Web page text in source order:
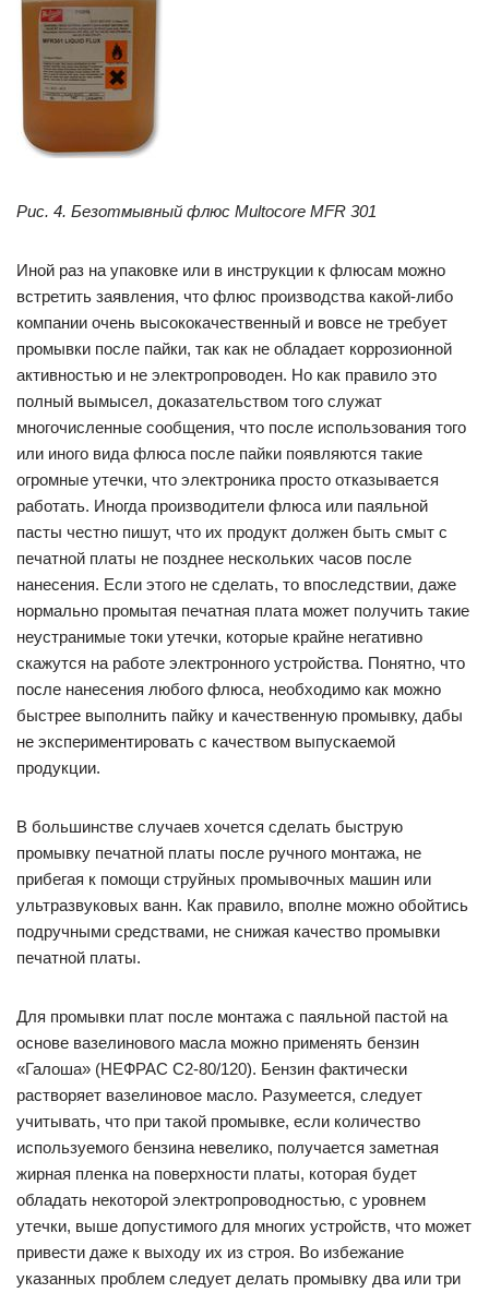
Рис. 4. Безотмывный флюс Multocore MFR 301
Иной раз на упаковке или в инструкции к флюсам можно
встретить заявления, что флюс производства какой-либо
компании очень высококачественный и вовсе не требует
промывки после пайки, так как не обладает коррозионной
активностью и не электропроводен. Но как правило это
полный вымысел, доказательством того служат
многочисленные сообщения, что после использования того
или иного вида флюса после пайки появляются такие
огромные утечки, что электроника просто отказывается
работать. Иногда производители флюса или паяльной
пасты честно пишут, что их продукт должен быть смыт с
печатной платы не позднее нескольких часов после
нанесения. Если этого не сделать, то впоследствии, даже
нормально промытая печатная плата может получить такие
неустранимые токи утечки, которые крайне негативно
скажутся на работе электронного устройства. Понятно, что
после нанесения любого флюса, необходимо как можно
быстрее выполнить пайку и качественную промывку, дабы
не экспериментировать с качеством выпускаемой
продукции.
В большинстве случаев хочется сделать быструю
промывку печатной платы после ручного монтажа, не
прибегая к помощи струйных промывочных машин или
ультразвуковых ванн. Как правило, вполне можно обойтись
подручными средствами, не снижая качество промывки
печатной платы.
Для промывки плат после монтажа с паяльной пастой на
основе вазелинового масла можно применять бензин
«Галоша» (НЕФРАС С2-80/120). Бензин фактически
растворяет вазелиновое масло. Разумеется, следует
учитывать, что при такой промывке, если количество
используемого бензина невелико, получается заметная
жирная пленка на поверхности платы, которая будет
обладать некоторой электропроводностью, с уровнем
утечки, выше допустимого для многих устройств, что может
привести даже к выходу их из строя. Во избежание
указанных проблем следует делать промывку два или три